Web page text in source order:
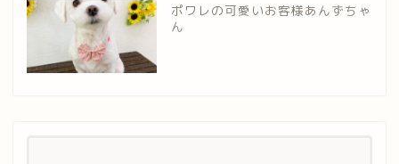
ポワレの可愛いお客様あんずちゃ
ん